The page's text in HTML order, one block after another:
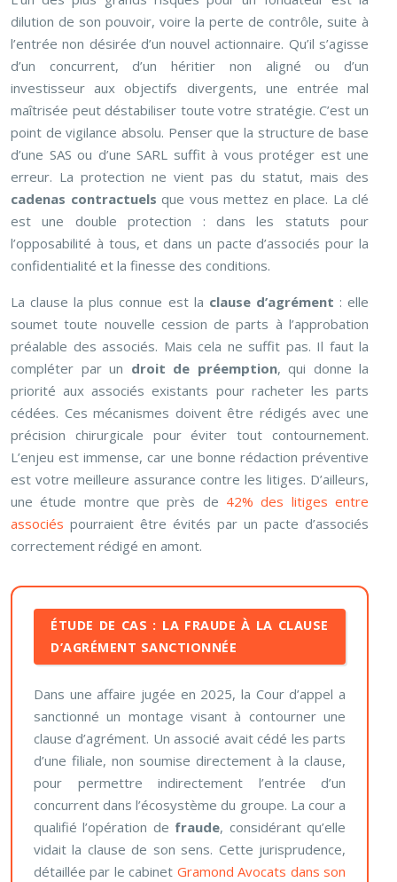
dilution de son pouvoir, voire la perte de contrôle, suite à
l’entrée non désirée d’un nouvel actionnaire. Qu’il s’agisse
d’un concurrent, d’un héritier non aligné ou d’un
investisseur aux objectifs divergents, une entrée mal
maîtrisée peut déstabiliser toute votre stratégie. C’est un
point de vigilance absolu. Penser que la structure de base
d’une SAS ou d’une SARL suffit à vous protéger est une
erreur. La protection ne vient pas du statut, mais des
cadenas contractuels que vous mettez en place. La clé
est une double protection : dans les statuts pour
l’opposabilité à tous, et dans un pacte d’associés pour la
confidentialité et la finesse des conditions.
La clause la plus connue est la clause d’agrément : elle
soumet toute nouvelle cession de parts à l’approbation
préalable des associés. Mais cela ne suffit pas. Il faut la
compléter par un droit de préemption, qui donne la
priorité aux associés existants pour racheter les parts
cédées. Ces mécanismes doivent être rédigés avec une
précision chirurgicale pour éviter tout contournement.
L’enjeu est immense, car une bonne rédaction préventive
est votre meilleure assurance contre les litiges. D’ailleurs,
une étude montre que près de 42% des litiges entre
associés pourraient être évités par un pacte d’associés
correctement rédigé en amont.
ÉTUDE DE CAS : LA FRAUDE À LA CLAUSE
D’AGRÉMENT SANCTIONNÉE
Dans une affaire jugée en 2025, la Cour d’appel a
sanctionné un montage visant à contourner une
clause d’agrément. Un associé avait cédé les parts
d’une filiale, non soumise directement à la clause,
pour permettre indirectement l’entrée d’un
concurrent dans l’écosystème du groupe. La cour a
qualifié l’opération de fraude, considérant qu’elle
vidait la clause de son sens. Cette jurisprudence,
détaillée par le cabinet Gramond Avocats dans son